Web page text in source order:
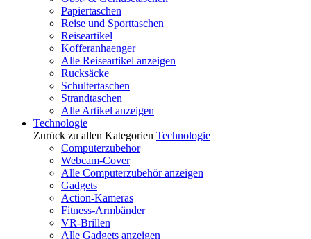
Papiertaschen
Reise und Sporttaschen
Reiseartikel
Kofferanhaenger
Alle Reiseartikel anzeigen
Rucksäcke
Schultertaschen
Strandtaschen
Alle Artikel anzeigen
Technologie
Zurück zu allen Kategorien Technologie
Computerzubehör
Webcam-Cover
Alle Computerzubehör anzeigen
Gadgets
Action-Kameras
Fitness-Armbänder
VR-Brillen
Alle Gadgets anzeigen